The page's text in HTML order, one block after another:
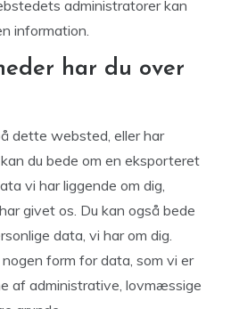
administratorer kan
information.
har du over
dette websted, eller har
du bede om en eksporteret
vi har liggende om dig,
givet os. Du kan også bede
data, vi har om dig.
form for data, som vi er
af administrative, lovmæssige